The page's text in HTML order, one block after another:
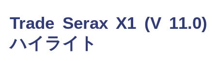
Trade Serax X1 (V 11.0)
ハイライト